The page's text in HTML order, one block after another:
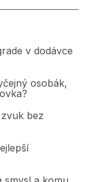
v dodávce
osobák,
bez